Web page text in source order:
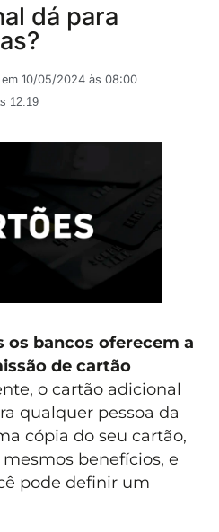
dá para
em10/05/2024 às 08:00
12:19
bancos oferecem a
de cartão
o cartão adicional
qualquer pessoa da
cópia do seu cartão,
benefícios, e
pode definir um